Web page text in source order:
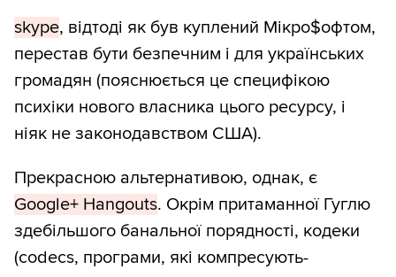
skype, відтоді як був куплений Мікро$офтом,
перестав бути безпечним і для українських
громадян (пояснюється це специфікою
психіки нового власника цього ресурсу, і
ніяк не законодавством США).
Прекрасною альтернативою, однак, є
Google+ Hangouts. Окрім притаманної Гуглю
здебільшого банальної порядності, кодеки
(codecs, програми, які компресують-